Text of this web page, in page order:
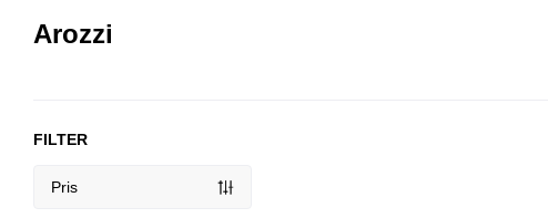
Arozzi
FILTER
Pris